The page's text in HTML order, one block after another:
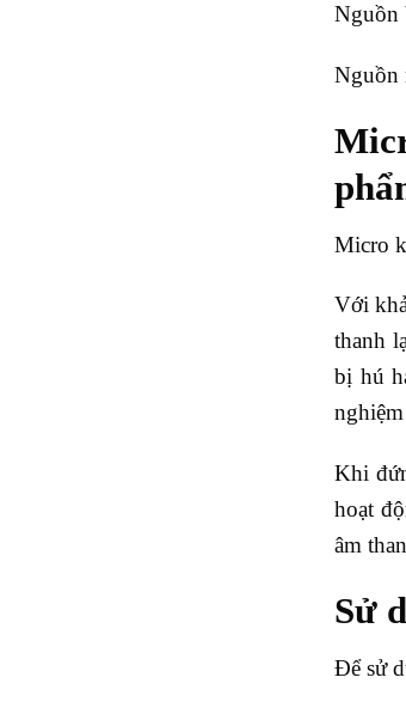
Nguồn
Nguồn
Micro
Với
thanh
bị hú
Khi
hoạt
âm
Sử
Để sử